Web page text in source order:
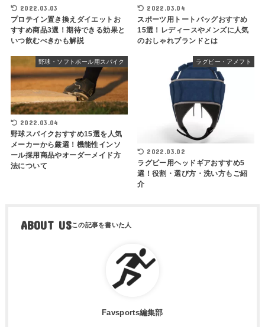
2022.03.03
プロテイン置き換えダイエットお
すすめ商品3選！期待できる効果と
いつ飲むべきかも解説
2022.03.04
スポーツ用トートバッグおすすめ
15選！レディースやメンズに人気
のおしゃれブランドとは
野球・ソフトボール用スパイク
2022.03.04
野球スパイクおすすめ15選を人気
メーカーから厳選！機能性インソ
ール採用商品やオーダーメイド方
法について
ラグビー・アメフト
2022.03.02
ラグビー用ヘッドギアおすすめ5
選！役割・選び方・洗い方もご紹
介
ABOUT US
Favsports編集部